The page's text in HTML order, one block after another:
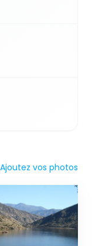
Ajoutez vos photos